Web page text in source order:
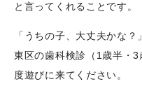
と言ってくれることです。
「うちの子、大丈夫かな
東区の歯科検診（1歳半・
度遊びに来てください。